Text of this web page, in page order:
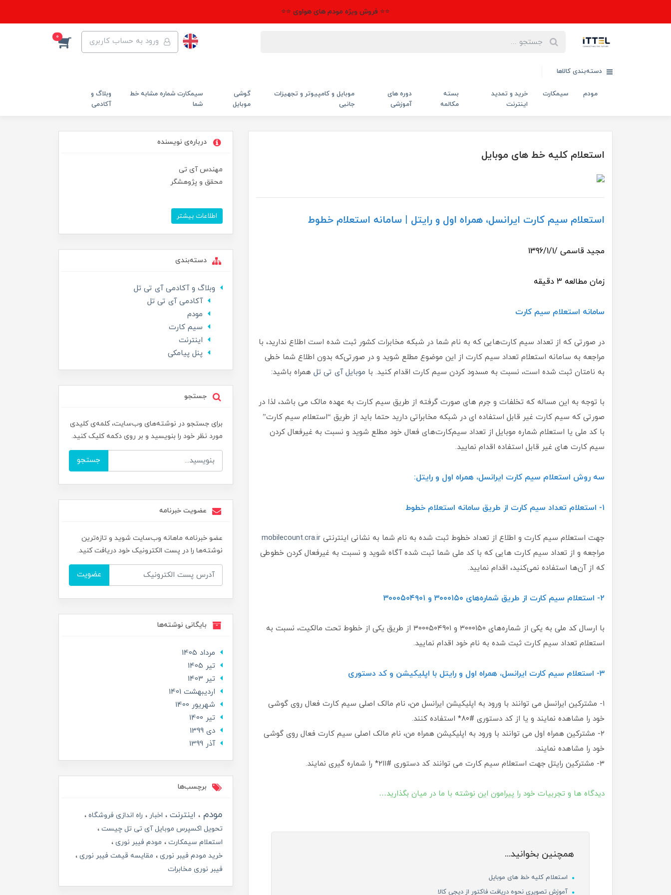
⭐⭐ فروش ویژه مودم های هواوی ⭐⭐
ورود به حساب کاربری 0
دسته‌بندی کالاها
مودم سیمکارت
خرید و تمدید
اینترنت
بسته
مکالمه
دوره های
آموزشی
موبایل و کامپیوتر و تجهیزات
جانبی
گوشی
موبایل
سیمکارت شماره مشابه خط
شما
وبلاگ و
آکادمی
استعلام کلیه خط های موبایل
استعلام سیم کارت ایرانسل، همراه اول و رایتل | سامانه استعلام خطوط
مجید قاسمی /1396/1/1
زمان مطالعه 3 دقیقه
سامانه استعلام سیم کارت
در صورتی که از تعداد سیم کارت‌هایی که به نام شما در شبکه مخابرات کشور ثبت شده است اطلاع ندارید، با
مراجعه به سامانه استعلام تعداد سیم کارت از این موضوع مطلع شوید و در صورتی‌که بدون اطلاع شما خطی
به نامتان ثبت‌ شده است، نسبت به مسدود کردن سیم کارت اقدام کنید. با موبایل آی تی تل همراه باشید:
با توجه به این مساله که تخلفات و جرم های صورت گرفته از طریق سیم کارت به عهده مالک می باشد، لذا در
صورتی که سیم کارت غیر قابل استفاده ای در شبکه مخابراتی دارید حتما باید از طریق “استعلام سیم کارت”
با کد ملی یا استعلام شماره موبایل از تعداد سیم‌کارت‌های فعال خود مطلع شوید و نسبت به غیرفعال کردن
سیم کارت های غیر قابل استفاده اقدام نمایید.
سه روش استعلام سیم کارت ایرانسل، همراه اول و رایتل:
۱- استعلام تعداد سیم کارت از طریق سامانه استعلام خطوط
جهت استعلام سیم کارت و اطلاع از تعداد خطوط ثبت شده به نام شما به نشانی اینترنتی mobilecount.cra.ir
مراجعه و از تعداد سیم کارت هایی که با کد ملی شما ثبت ‌شده آگاه شوید و نسبت به غیرفعال کردن خطوطی
که از آن‌ها استفاده نمی‌کنید، اقدام نمایید.
۲- استعلام سیم کارت از طریق شماره‌های ۳۰۰۰۱۵۰ و ۳۰۰۰۵۰۴۹۰۱
با ارسال کد ملی به یکی از شماره‌های ۳۰۰۰۱۵۰ و ۳۰۰۰۵۰۴۹۰۱ از طریق یکی از خطوط تحت مالکیت، نسبت به
استعلام تعداد سیم کارت ثبت ‌شده به نام خود اقدام نمایید.
۳- استعلام سیم کارت ایرانسل، همراه اول و رایتل با اپلیکیشن و کد دستوری
۱- مشترکین ایرانسل می توانند با ورود به اپلیکیشن ایرانسل من، نام مالک اصلی سیم کارت فعال روی گوشی
خود را مشاهده نمایند و یا از کد دستوری #۸۰* استفاده کنند.
۲- مشترکین همراه اول می توانند با ورود به اپلیکیشن همراه من، نام مالک اصلی سیم کارت فعال روی گوشی
خود را مشاهده نمایند.
۳- مشترکین رایتل جهت استعلام سیم کارت می توانند کد دستوری #۲۱۱* را شماره گیری نمایند.
دیدگاه ها و تجربیات خود را پیرامون این نوشته با ما در میان بگذارید…
همچنین بخوانید...
استعلام کلیه خط های موبایل
آموزش تصویری نحوه دریافت فاکتور از دیجی کالا
درباره‌ی نویسنده
مهندس آی تی
محقق و پژوهشگر
اطلاعات بیشتر
دسته‌بندی
وبلاگ و آکادمی آی تی تل
آکادمی آی تی تل
مودم
سیم کارت
اینترنت
پنل پیامکی
جستجو
برای جستجو در نوشته‌های وب‌سایت، کلمه‌ی کلیدی
مورد نظر خود را بنویسید و بر روی دکمه کلیک کنید.
جستجو
عضویت خبرنامه
عضو خبرنامه ماهانه وب‌سایت شوید و تازه‌ترین
نوشته‌ها را در پست الکترونیک خود دریافت کنید.
عضویت
بایگانی نوشته‌ها
مرداد 1405
تير 1405
تير 1403
ارديبهشت 1401
شهریور 1400
تير 1400
دی 1399
آذر 1399
برچسب‌ها
مودم اینترنت اخبار
راه اندازی فروشگاه
تحویل اکسپرس موبایل آی تی تل چیست
استعلام سیمکارت
مودم فیبر نوری
خرید مودم فیبر نوری
مقایسه قیمت فیبر نوری
فیبر نوری مخابرات